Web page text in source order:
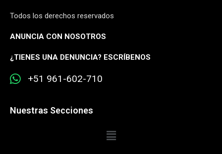
Todos los derechos reservados
ANUNCIA CON NOSOTROS
¿TIENES UNA DENUNCIA? ESCRÍBENOS
+51 961-602-710
Nuestras Secciones